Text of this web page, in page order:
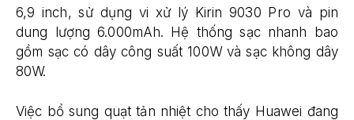
6,9 inch, sử dụng vi xử lý Kirin 9030 Pro và pin
dung lượng 6.000mAh. Hệ thống sạc nhanh bao
gồm sạc có dây công suất 100W và sạc không dây
80W.
Việc bổ sung quạt tản nhiệt cho thấy Huawei đang